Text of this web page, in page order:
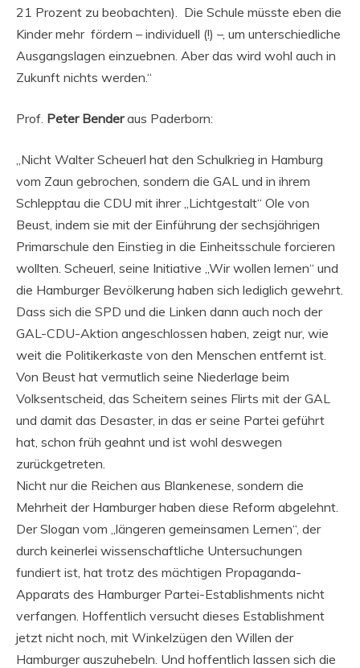
21 Prozent zu beobachten). Die Schule müsste eben die
Kinder mehr fördern – individuell (!) –, um unterschiedliche
Ausgangslagen einzuebnen. Aber das wird wohl auch in
Zukunft nichts werden.“
Prof. Peter Benderaus Paderborn:
„Nicht Walter Scheuerl hat den Schulkrieg in Hamburg
vom Zaun gebrochen, sondern die GAL und in ihrem
Schlepptau die CDU mit ihrer „Lichtgestalt“ Ole von
Beust, indem sie mit der Einführung der sechsjährigen
Primarschule den Einstieg in die Einheitsschule forcieren
wollten. Scheuerl, seine Initiative „Wir wollen lernen“ und
die Hamburger Bevölkerung haben sich lediglich gewehrt.
Dass sich die SPD und die Linken dann auch noch der
GAL-CDU-Aktion angeschlossen haben, zeigt nur, wie
weit die Politikerkaste von den Menschen entfernt ist.
Von Beust hat vermutlich seine Niederlage beim
Volksentscheid, das Scheitern seines Flirts mit der GAL
und damit das Desaster, in das er seine Partei geführt
hat, schon früh geahnt und ist wohl deswegen
zurückgetreten.
Nicht nur die Reichen aus Blankenese, sondern die
Mehrheit der Hamburger haben diese Reform abgelehnt.
Der Slogan vom „längeren gemeinsamen Lernen“, der
durch keinerlei wissenschaftliche Untersuchungen
fundiert ist, hat trotz des mächtigen Propaganda-
Apparats des Hamburger Partei-Establishments nicht
verfangen. Hoffentlich versucht dieses Establishment
jetzt nicht noch, mit Winkelzügen den Willen der
Hamburger auszuhebeln. Und hoffentlich lassen sich die